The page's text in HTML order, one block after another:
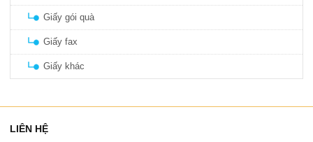
Giấy gói quà
Giấy fax
Giấy khác
LIÊN HỆ